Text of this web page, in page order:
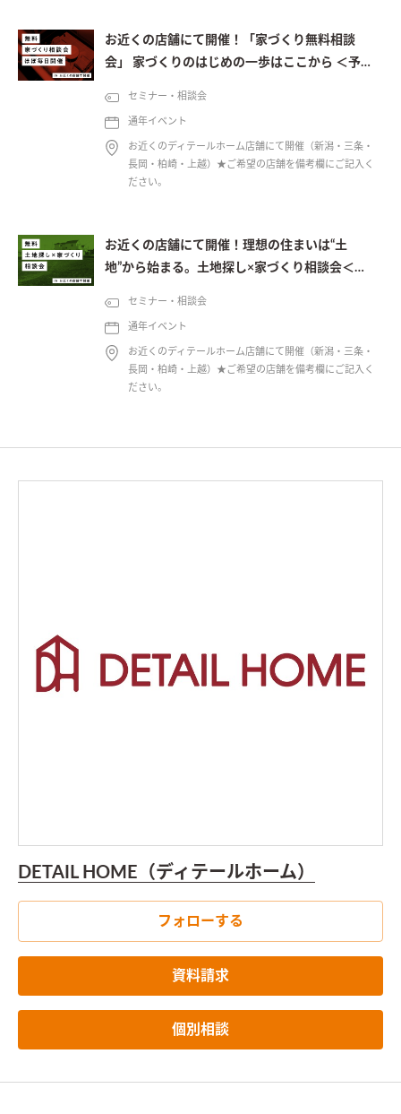
お近くの店舗にて開催！「家づくり無料相談
会」 家づくりのはじめの一歩はここから ＜予約
セミナー・相談会
通年イベント
お近くのディテールホーム店舗にて開催（新潟・三条・
長岡・柏崎・上越）★ご希望の店舗を備考欄にご記入く
ださい。
お近くの店舗にて開催！理想の住まいは“土
地”から始まる。土地探し×家づくり相談会＜予
セミナー・相談会
通年イベント
お近くのディテールホーム店舗にて開催（新潟・三条・
長岡・柏崎・上越）★ご希望の店舗を備考欄にご記入く
ださい。
DETAIL HOME（ディテールホーム）
フォローする
資料請求
個別相談